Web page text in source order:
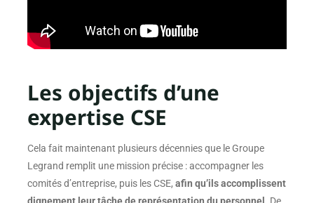
Les objectifs d’une
expertise CSE
Cela fait maintenant plusieurs décennies que le Groupe
Legrand remplit une mission précise : accompagner les
comités d’entreprise, puis les CSE, afin qu’ils accomplissent